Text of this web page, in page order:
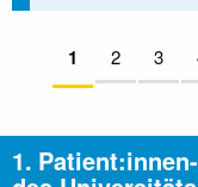
Seiten:Aktuelle Seite:
1
zum
Inhalt
2 nicht
3
1.